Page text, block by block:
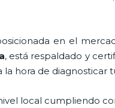
en el
, está respaldado y
hora de diagnosticar
local cumpliendo